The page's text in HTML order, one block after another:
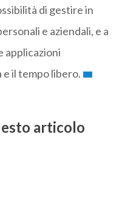
di gestire in
e aziendali, e a
applicazioni
il tempo libero.
articolo